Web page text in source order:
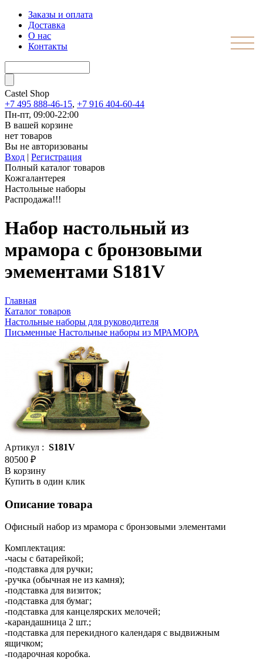
Заказы и оплата
Доставка
О нас
Контакты
Castel Shop
+7 495 888-46-15, +7 916 404-60-44
Пн-пт, 09:00-22:00
В вашей корзине
нет товаров
Вы не авторизованы
Вход | Регистрация
Полный каталог товаров
Кожгалантерея
Настольные наборы
Распродажа!!!
Набор настольный из
мрамора с бронзовыми
эмементами S181V
Главная
Каталог товаров
Настольные наборы для руководителя
Письменные Настольные наборы из МРАМОРА
Артикул : S181V
80500 ₽
В корзину
Купить в один клик
Описание товара
Офисный набор из мрамора с бронзовыми элементами
Комплектация:
-часы с батарейкой;
-подставка для ручки;
-ручка (обычная не из камня);
-подставка для визиток;
-подставка для бумаг;
-подставка для канцелярских мелочей;
-карандашница 2 шт.;
-подставка для перекидного календаря с выдвижным
ящичком;
-подарочная коробка.